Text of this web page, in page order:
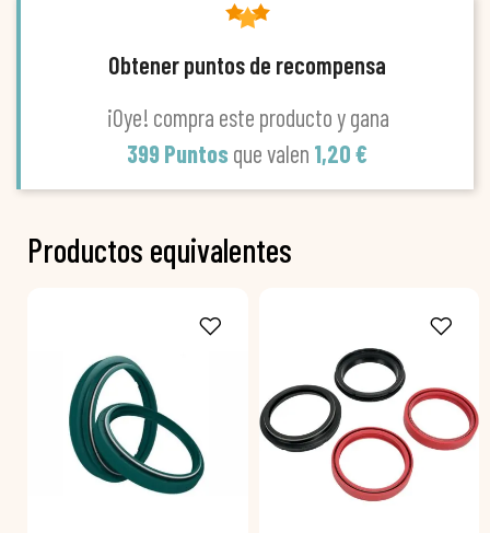
Obtener puntos de recompensa
¡Oye! compra este producto y gana
399 Puntos que valen 1,20 €
Productos equivalentes